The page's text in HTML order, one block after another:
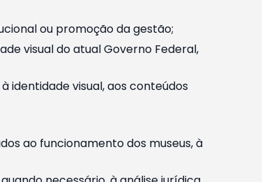
ou promoção da gestão;
visual do atual Governo Federal,
identidade visual, aos conteúdos
ao funcionamento dos museus, à